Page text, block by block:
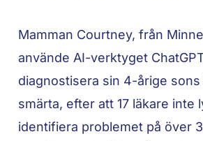
Mamman Courtney, från
använde AI-verktyget
diagnostisera sin 4-årige
smärta, efter att 17 läkare inte
identifiera problemet på över